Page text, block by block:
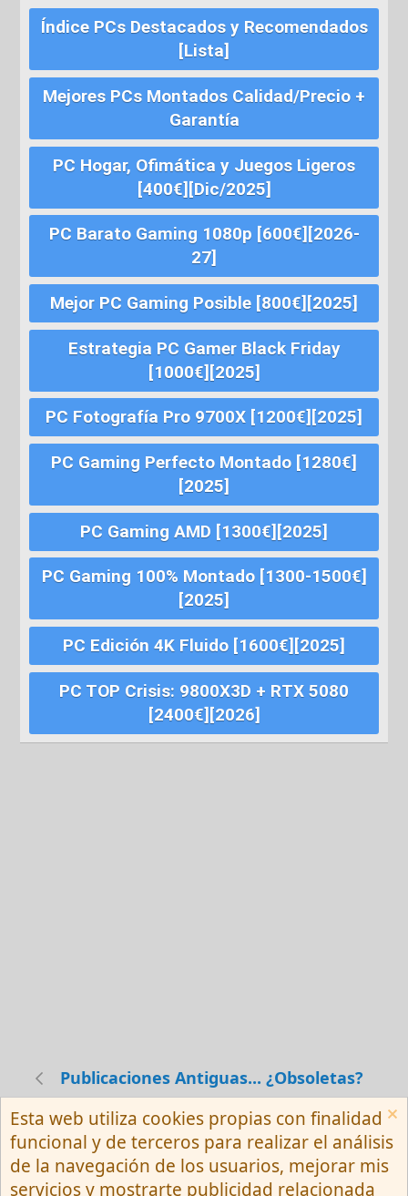
Índice PCs Destacados y Recomendados
[Lista]
Mejores PCs Montados Calidad/Precio +
Garantía
PC Hogar, Ofimática y Juegos Ligeros
[400€][Dic/2025]
PC Barato Gaming 1080p [600€][2026-
27]
Mejor PC Gaming Posible [800€][2025]
Estrategia PC Gamer Black Friday
[1000€][2025]
PC Fotografía Pro 9700X [1200€][2025]
PC Gaming Perfecto Montado [1280€]
[2025]
PC Gaming AMD [1300€][2025]
PC Gaming 100% Montado [1300-1500€]
[2025]
PC Edición 4K Fluido [1600€][2025]
PC TOP Crisis: 9800X3D + RTX 5080
[2400€][2026]
Publicaciones Antiguas... ¿Obsoletas?
Español (Neutro) Tu
Contactarnos
Términos y reglas
Privacy policy
Ayuda
R
S
Esta web utiliza cookies propias con finalidad
funcional y de terceros para realizar el análisis
de la navegación de los usuarios, mejorar mis
servicios y mostrarte publicidad relacionada